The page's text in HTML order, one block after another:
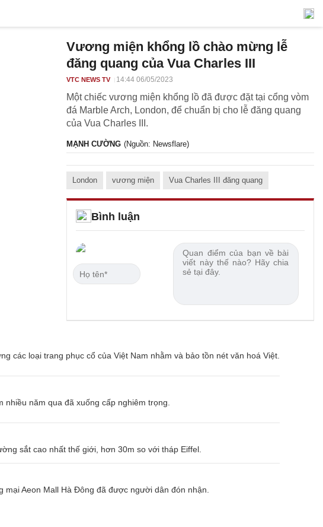
Vương miện khổng lồ chào mừng lễ
đăng quang của Vua Charles III
VTC NEWS TV 14:44 06/05/2023
Một chiếc vương miện khổng lồ đã được đặt tại cổng vòm
đá Marble Arch, London, để chuẩn bị cho lễ đăng quang
của Vua Charles III.
MẠNH CƯỜNG (Nguồn: Newsflare)
London vương miện Vua Charles III đăng quang
Bình luận
các loại trang phục cổ của Việt Nam nhằm và bảo tồn nét văn hoá Việt.
nhiều năm qua đã xuống cấp nghiêm trọng.
sắt cao nhất thế giới, hơn 30m so với tháp Eiffel.
Aeon Mall Hà Đông đã được người dân đón nhận.